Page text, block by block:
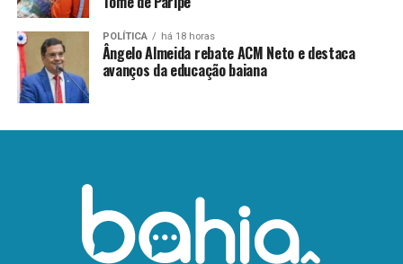
POLÍTICA há 18 horas
Ângelo Almeida rebate ACM Neto e destaca
avanços da educação baiana